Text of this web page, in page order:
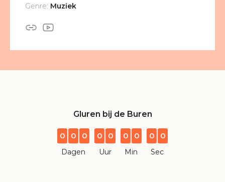
Genre: Muziek
Gluren bij de Buren
0 0 0
Dagen
0 0
Uur
0 0
Min
0 0
Sec